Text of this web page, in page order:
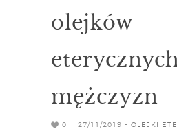
olejków
mężczyzn
0 27/11/2019 - OLEJKI